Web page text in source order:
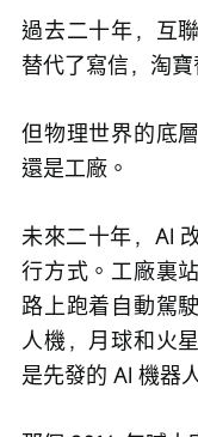
過去二十年，互
替代了寫信，淘
但物理世界的底
還是工廠。
未來二十年，AI
行方式。工廠裏
路上跑着自動駕
人機，月球和火
是先發的 AI 機器